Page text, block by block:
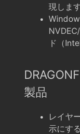
現しま
ド（
製品
レイヤ
示にす